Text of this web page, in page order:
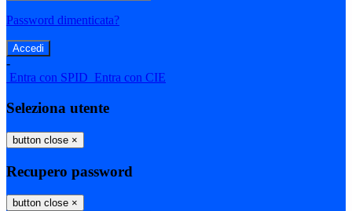
Password dimenticata?
-
Entra con SPID Entra con CIE
Seleziona utente
button close ×
Recupero password
button close ×